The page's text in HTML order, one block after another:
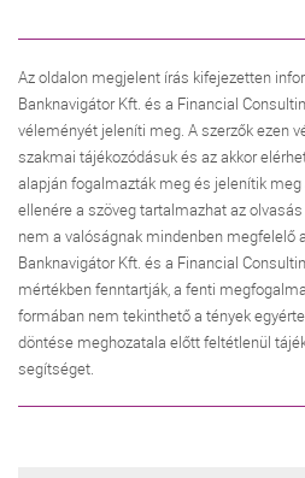
Az oldalon megjelent írás kifejezetten
Banknavigátor Kft. és a Financial
véleményét jeleníti meg. A szerzők ezen
szakmai tájékozódásuk és az akkor
alapján fogalmazták meg és jelenítik
ellenére a szöveg tartalmazhat az
nem a valóságnak mindenben megfelelő
Banknavigátor Kft. és a Financial
mértékben fenntartják, a fenti
formában nem tekinthető a tények
döntése meghozatala előtt feltétlenül
segítséget.